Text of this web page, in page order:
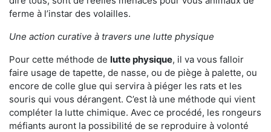
ferme à l’instar des volailles.
Une action curative à travers une lutte physique
Pour cette méthode de lutte physique, il va vous falloir
faire usage de tapette, de nasse, ou de piège à palette, ou
encore de colle glue qui servira à piéger les rats et les
souris qui vous dérangent. C’est là une méthode qui vient
compléter la lutte chimique. Avec ce procédé, les rongeurs
méfiants auront la possibilité de se reproduire à volonté